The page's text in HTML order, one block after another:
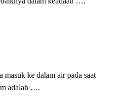
masuk ke dalam air pada saat
adalah ….